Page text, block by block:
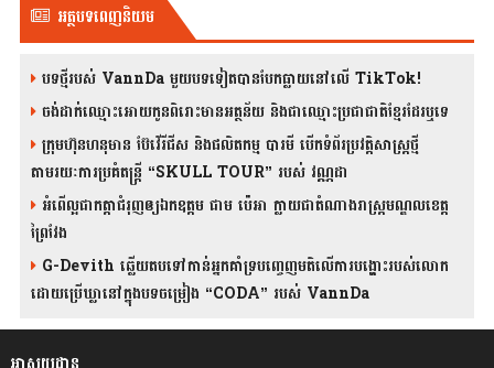
អត្ថបទពេញនិយម
បទថ្មីរបស់ VannDa មួយបទទៀតបានបែកធ្លាយនៅលើ TikTok!
ចង់ដាក់ឈ្មោះអោយកូនពិរោះមានអត្ថន័យ និងជាឈ្មោះប្រជាជាតិខ្មែរដែរឬទេ
ក្រុមហ៊ុនហនុមាន ប៊ែវើរីជីស និង​ផលិតកម្ម បារមី​ បើកទំព័រប្រវត្តិសាស្ត្រថ្មី
តាមរយៈការប្រគំតន្រ្តី “SKULL TOUR” របស់ វណ្ណដា
អំពើល្អជាកត្តាជំរុញឲ្យឯកឧត្តម ជាម ប៉េអា ក្លាយជាតំណាងរាស្ត្រមណ្ឌលខេត្ត
ព្រៃវែង
G-Devith ឆ្លើយតបទៅកាន់អ្នកគាំទ្របញ្ចេញមតិលើការបង្ហោះរបស់លោក
ដោយប្រើឃ្លានៅក្នុងបទចម្រៀង “CODA” រ​​​បស់ VannDa